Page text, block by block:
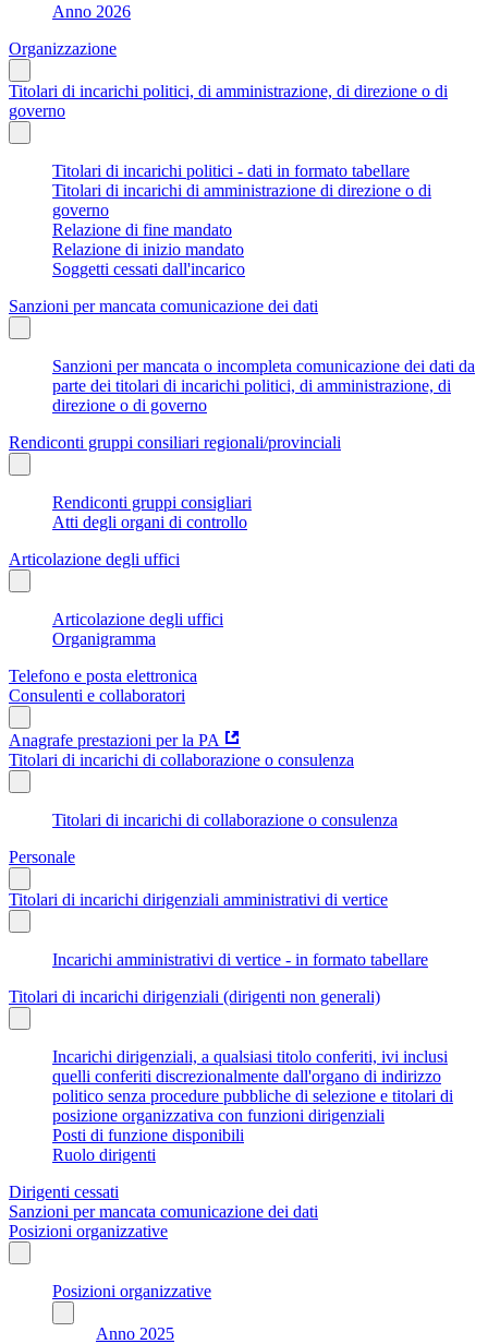
Anno 2026
Organizzazione
Titolari di incarichi politici, di amministrazione, di direzione o di
governo
Titolari di incarichi politici - dati in formato tabellare
Titolari di incarichi di amministrazione di direzione o di
governo
Relazione di fine mandato
Relazione di inizio mandato
Soggetti cessati dall'incarico
Sanzioni per mancata comunicazione dei dati
Sanzioni per mancata o incompleta comunicazione dei dati da
parte dei titolari di incarichi politici, di amministrazione, di
direzione o di governo
Rendiconti gruppi consiliari regionali/provinciali
Rendiconti gruppi consigliari
Atti degli organi di controllo
Articolazione degli uffici
Articolazione degli uffici
Organigramma
Telefono e posta elettronica
Consulenti e collaboratori
Anagrafe prestazioni per la PA
Titolari di incarichi di collaborazione o consulenza
Titolari di incarichi di collaborazione o consulenza
Personale
Titolari di incarichi dirigenziali amministrativi di vertice
Incarichi amministrativi di vertice - in formato tabellare
Titolari di incarichi dirigenziali (dirigenti non generali)
Incarichi dirigenziali, a qualsiasi titolo conferiti, ivi inclusi
quelli conferiti discrezionalmente dall'organo di indirizzo
politico senza procedure pubbliche di selezione e titolari di
posizione organizzativa con funzioni dirigenziali
Posti di funzione disponibili
Ruolo dirigenti
Dirigenti cessati
Sanzioni per mancata comunicazione dei dati
Posizioni organizzative
Posizioni organizzative
Anno 2025